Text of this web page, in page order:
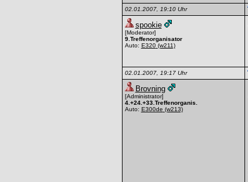
02.01.2007, 19:10 Uhr
spookie
[Moderator]
9.Treffenorganisator
Auto: E320(w211)
02.01.2007, 19:17 Uhr
Brovning
[Administrator]
4.+24.+33.Treffenorganis.
Auto: E300de (w213)